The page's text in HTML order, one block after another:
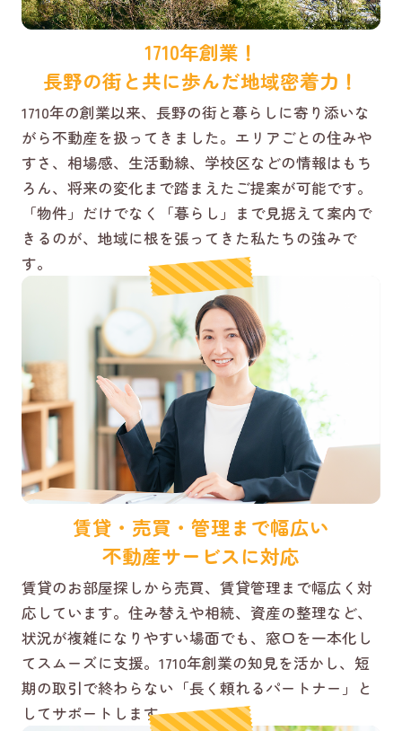
1710年創業！
長野の街と共に歩んだ地域密着力！
1710年の創業以来、長野の街と暮らしに寄り添いな
がら不動産を扱ってきました。エリアごとの住みや
すさ、相場感、生活動線、学校区などの情報はもち
ろん、将来の変化まで踏まえたご提案が可能です。
「物件」だけでなく「暮らし」まで見据えて案内で
きるのが、地域に根を張ってきた私たちの強みで
す。
賃貸・売買・管理まで幅広い
不動産サービスに対応
賃貸のお部屋探しから売買、賃貸管理まで幅広く対
応しています。住み替えや相続、資産の整理など、
状況が複雑になりやすい場面でも、窓口を一本化し
てスムーズに支援。1710年創業の知見を活かし、短
期の取引で終わらない「長く頼れるパートナー」と
してサポートします。